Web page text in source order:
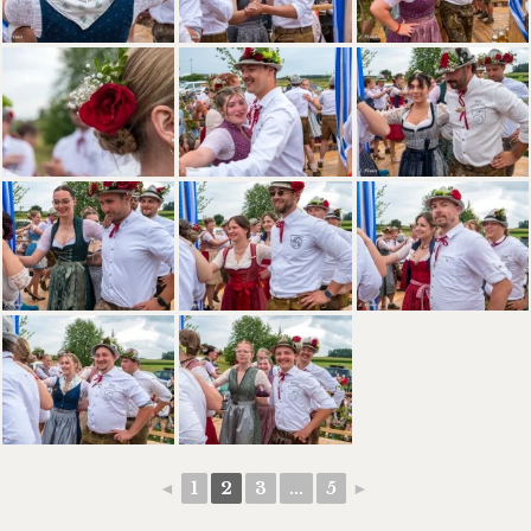
Datenschutz
◄ 1 2 3 ... 5 ►